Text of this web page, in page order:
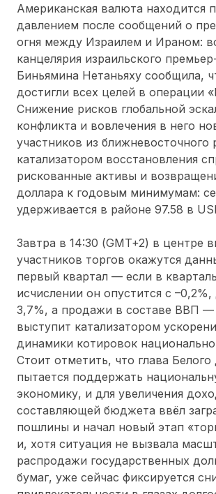
Американская валюта находится
давлением после сообщений о
огня между Израилем и Ираном:
канцелярия израильского
Биньямина Нетаньяху сообщила,
достигли всех целей в операции
Снижение рисков глобальной
конфликта и вовлечения в него
участников из ближневосточного
катализатором восстановления
рискованные активы и
доллара к годовым минимумам:
удерживается в районе 97.58 в
Завтра в 14:30 (GMT+2) в центре
участников торгов окажутся
первый квартал — если в
исчислении он опустится с
3,7%, а продажи в составе ВВП —
выступит катализатором
динамики котировок
Стоит отметить, что глава
пытается поддержать
экономику, и для увеличения
составляющей бюджета ввёл
пошлины и начал новый этап
и, хотя ситуация не вызвала
распродажи государственных
бумаг, уже сейчас фиксируется